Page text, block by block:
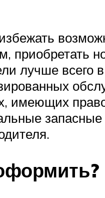
приобретать
лучше всего в
имеющих
запасные